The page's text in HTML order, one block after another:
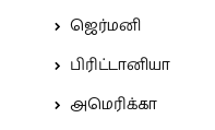
ஜெர்மனி
பிரிட்டானியா
அமெரிக்கா